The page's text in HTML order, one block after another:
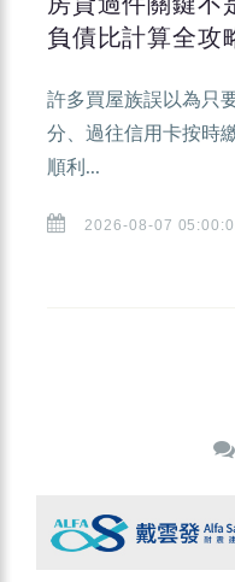
負債比計算全攻
許多買屋族誤以為只
分、過往信用卡按時
順利...
2026-08-07